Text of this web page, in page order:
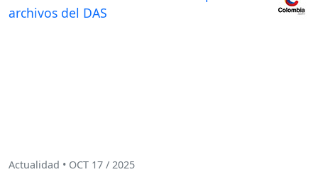
Actualidad • OCT 17 / 2025